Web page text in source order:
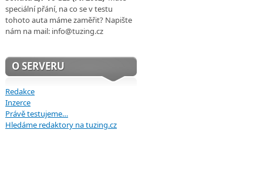
speciální přání, na co se v testu
tohoto auta máme zaměřit? Napište
nám na mail: info@tuzing.cz
O SERVERU
Redakce
Inzerce
Právě testujeme…
Hledáme redaktory na tuzing.cz